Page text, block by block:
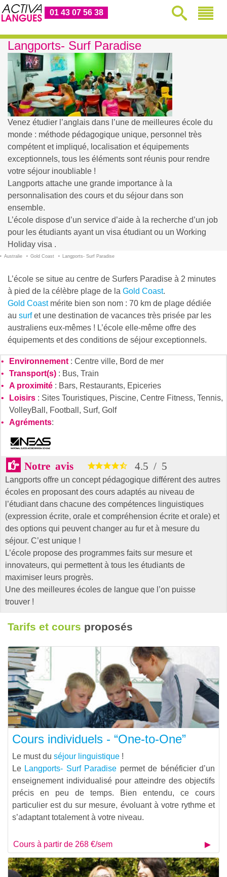
01 43 07 56 38
Langports- Surf Paradise
Venez étudier l’anglais dans l’une de meilleures école du
monde : méthode pédagogique unique, personnel très
compétent et impliqué, localisation et équipements
exceptionnels, tous les éléments sont réunis pour rendre
votre séjour inoubliable !
Langports attache une grande importance à la
personnalisation des cours et du séjour dans son
ensemble.
L’école dispose d’un service d’aide à la recherche d’un job
pour les étudiants ayant un visa étudiant ou un Working
Holiday visa .
Australie Gold Coast Langports- Surf Paradise
L’école se situe au centre de Surfers Paradise à 2 minutes
à pied de la célèbre plage de la Gold Coast.
Gold Coastmérite bien son nom : 70 km de plage dédiée
au surfet une destination de vacances très prisée par les
australiens eux-mêmes ! L’école elle-même offre des
équipements et des conditions de séjour exceptionnels.
Environnement: Centre ville, Bord de mer
Transport(s): Bus, Train
A proximité: Bars, Restaurants, Epiceries
Loisirs: Sites Touristiques, Piscine, Centre Fitness, Tennis,
VolleyBall, Football, Surf, Golf
Agréments:
Notre avis 4.5 / 5
Langports offre un concept pédagogique différent des autres
écoles en proposant des cours adaptés au niveau de
l’étudiant dans chacune des compétences linguistiques
(expression écrite, orale et compréhension écrite et orale) et
des options qui peuvent changer au fur et à mesure du
séjour. C’est unique !
L’école propose des programmes faits sur mesure et
innovateurs, qui permettent à tous les étudiants de
maximiser leurs progrès.
Une des meilleures écoles de langue que l’on puisse
trouver !
Tarifs et cours proposés
Cours individuels - “One-to-One”
Le must du séjour linguistique !
Le Langports- Surf Paradise permet de bénéficier d’un
enseignement individualisé pour atteindre des objectifs
précis en peu de temps. Bien entendu, ce cours
particulier est du sur mesure, évoluant à votre rythme et
s’adaptant totalement à votre niveau.
Cours à partir de 268 €/sem